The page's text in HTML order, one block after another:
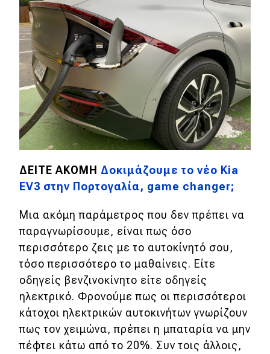
ΔΕΙΤΕ ΑΚΟΜΗ Δοκιμάζουμε το νέο Kia
EV3 στην Πορτογαλία, game changer;
Μια ακόμη παράμετρος που δεν πρέπει να
παραγνωρίσουμε, είναι πως όσο
περισσότερο ζεις με το αυτοκίνητό σου,
τόσο περισσότερο το μαθαίνεις. Είτε
οδηγείς βενζινοκίνητο είτε οδηγείς
ηλεκτρικό. Φρονούμε πως οι περισσότεροι
κάτοχοι ηλεκτρικών αυτοκινήτων γνωρίζουν
πως τον χειμώνα, πρέπει η μπαταρία να μην
πέφτει κάτω από το 20%. Συν τοις άλλοις,